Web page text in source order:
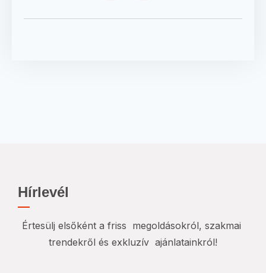
Hírlevél
Értesülj elsőként a friss megoldásokról, szakmai
trendekről és exkluzív ajánlatainkról!